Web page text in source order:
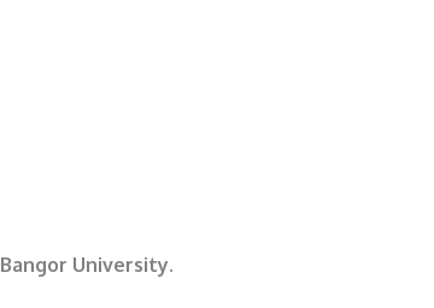
Bangor University.